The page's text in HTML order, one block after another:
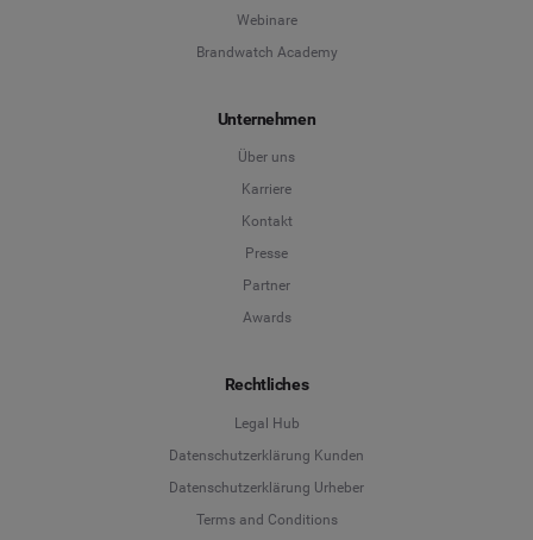
Webinare
Brandwatch Academy
Unternehmen
Über uns
Karriere
Kontakt
Presse
Partner
Awards
Rechtliches
Legal Hub
Datenschutzerklärung Kunden
Datenschutzerklärung Urheber
Terms and Conditions